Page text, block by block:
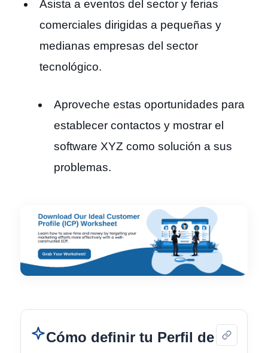
Asista a eventos del sector y ferias
comerciales dirigidas a pequeñas y
medianas empresas del sector
tecnológico.
Aproveche estas oportunidades para
establecer contactos y mostrar el
software XYZ como solución a sus
problemas.
Cómo definir tu Perfil de